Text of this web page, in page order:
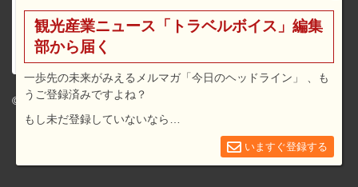
© 2026 travel voice.
利用規約
広告メニュー・料金
観光産業ニュース「トラベルボイス」編集
部から届く
一歩先の未来がみえるメルマガ「今日のヘッドライン」 、も
うご登録済みですよね？
もし未だ登録していないなら…
いますぐ登録する